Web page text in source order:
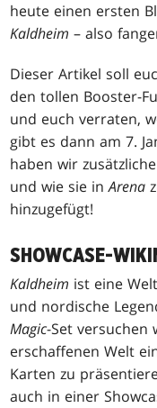
heute einen ersten
Kaldheim – also
Dieser Artikel soll
den tollen Booster-
und euch verraten,
gibt es dann am 7.
haben wir
und wie sie inArena
hinzugefügt!
SHOWCASE-
Kaldheim ist eine
und nordische
Magic-Set versuchen
erschaffenen Welt
Karten zu
auch in einer